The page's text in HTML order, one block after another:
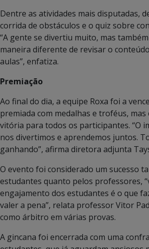
Dentre as atividades mais disputadas,
corrida de obstáculos e o quiz sobre
“A gente se divertiu muito, mas
maneira diferente de revisar o
aulas”, enfatiza.
Premiação
Ao final do dia, a equipe Roxa foi a
premiada com medalhas e troféus, mas
vitória para todos os participantes. “O
nos divertimos e aprendemos juntos.
ganhando”, afirma diretora adjunta
O evento foi considerado um sucesso
estudantes quanto pelos professores,
engajamento dos estudantes é o que
valer a pena”, relata professor Vitor
como árbitro em várias provas.
A gincana foi encerrada com uma